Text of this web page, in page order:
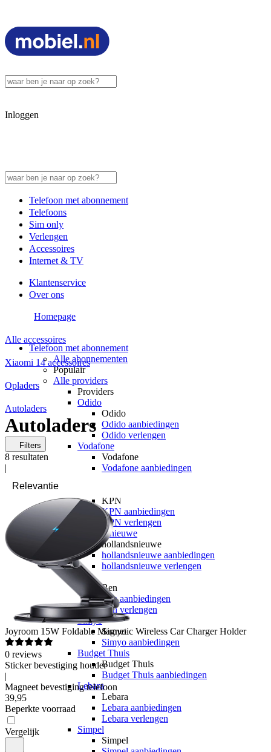
Inloggen
Telefoon met abonnement
Telefoons
Sim only
Verlengen
Accessoires
Internet & TV
Klantenservice
Over ons
Telefoon met abonnement
Alle abonnementen
Populair
Alle providers
Providers
Odido
Odido
Odido aanbiedingen
Odido verlengen
Vodafone
Vodafone
Vodafone aanbiedingen
KPN
KPN aanbiedingen
KPN verlengen
hollandsnieuwe
hollandsnieuwe
hollandsnieuwe aanbiedingen
hollandsnieuwe verlengen
Ben
Ben
Ben aanbiedingen
Ben verlengen
Simyo
Simyo
Simyo aanbiedingen
Budget Thuis
Budget Thuis
Budget Thuis aanbiedingen
Lebara
Lebara
Lebara aanbiedingen
Lebara verlengen
Simpel
Simpel
Homepage
Alle accessoires
Xiaomi 14 accessoires
Opladers
Autoladers
Autoladers
Filters
8 resultaten
|
Joyroom 15W Foldable Magnetic Wireless Car Charger Holder
0 reviews
Sticker bevestiging houder
|
Magneet bevestiging telefoon
39,95
Beperkte voorraad
Vergelijk